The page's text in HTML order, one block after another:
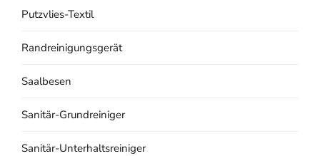
Putzvlies-Textil
Randreinigungsgerät
Saalbesen
Sanitär-Grundreiniger
Sanitär-Unterhaltsreiniger